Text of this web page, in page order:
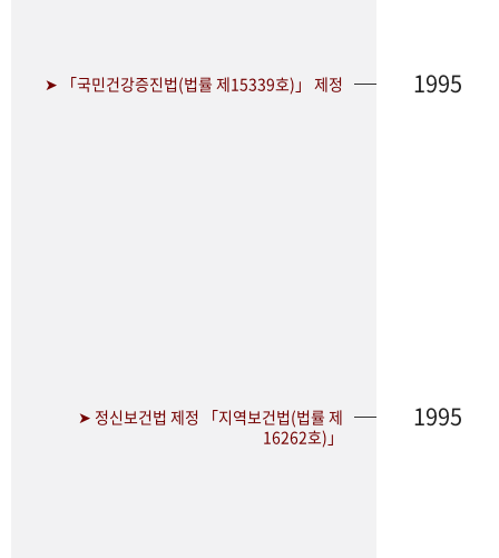
➤ 「국민건강증진법(법률 제15339호)」 제정 1995
➤ 정신보건법 제정 「지역보건법(법률 제
16262호)」
1995